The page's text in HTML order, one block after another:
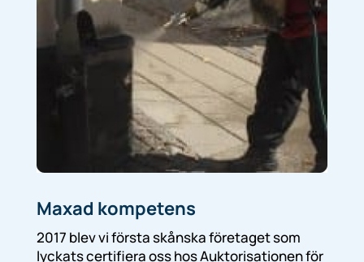
Maxad kompetens
2017 blev vi första skånska företaget som
lyckats certifiera oss hos Auktorisationen för